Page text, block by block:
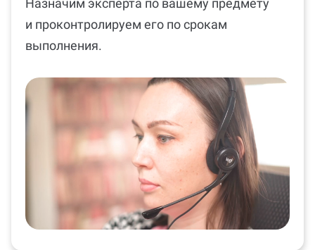
и проконтролируем его по срокам
выполнения.